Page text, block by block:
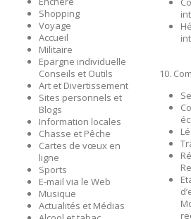
Shopping
Voyage
Accueil
Militaire
Epargne individuelle
Conseils et Outils
Art et Divertissement
Sites personnels et
Blogs
Information locales
Chasse et Pêche
Cartes de vœux en
ligne
Sports
E-mail via le Web
Musique
Actualités et Médias
10.